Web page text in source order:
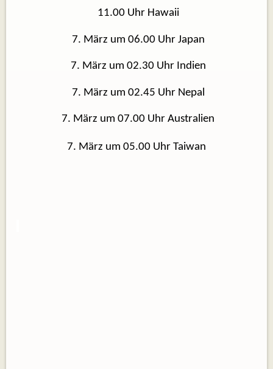
11.00 Uhr Hawaii
7. März um 06.00 Uhr Japan
7. März um 02.30 Uhr Indien
7. März um 02.45 Uhr Nepal
7. März um 07.00 Uhr Australien
7. März um 05.00 Uhr Taiwan